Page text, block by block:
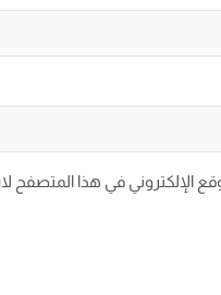
الإلكتروني في هذا المتصفح